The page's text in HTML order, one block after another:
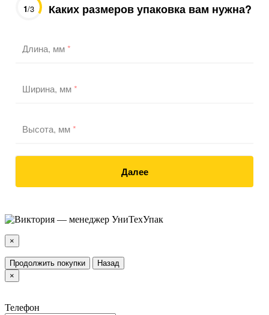
1/3 Каких размеров упаковка вам нужна?
Длина, мм*
Ширина, мм*
Высота, мм*
Далее
×
Продолжить покупки
Назад
×
Телефон